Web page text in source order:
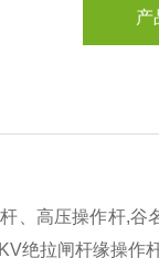
产
、高压操作杆,
绝拉闸杆缘操作